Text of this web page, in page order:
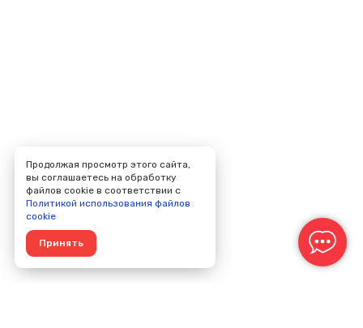
Продолжая просмотр этого сайта,
вы соглашаетесь на обработку
файлов cookie в соответствии с
Политикой использования файлов
cookie
Принять